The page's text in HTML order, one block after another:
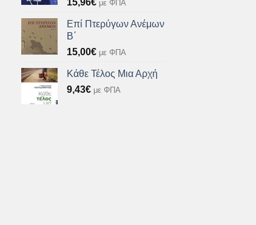
15,96€ με ΦΠΑ
Επί Πτερύγων Ανέμων
Β΄
15,00€ με ΦΠΑ
Κάθε Τέλος Μια Αρχή
9,43€ με ΦΠΑ